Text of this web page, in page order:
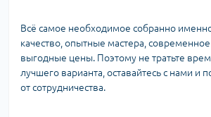
Всё самое необходимое собранно именно
качество, опытные мастера,
выгодные цены. Поэтому не тратьте
лучшего варианта, оставайтесь с нами и
от сотрудничества.